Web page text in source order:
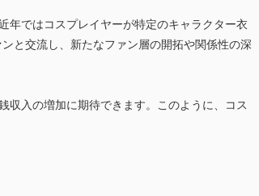
年ではコスプレイヤーが特定のキャラクター衣
と交流し、新たなファン層の開拓や関係性の深
収入の増加に期待できます。このように、コス